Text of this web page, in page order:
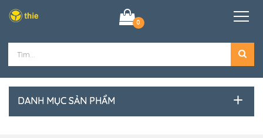
0
DANH MỤC SẢN PHẨM